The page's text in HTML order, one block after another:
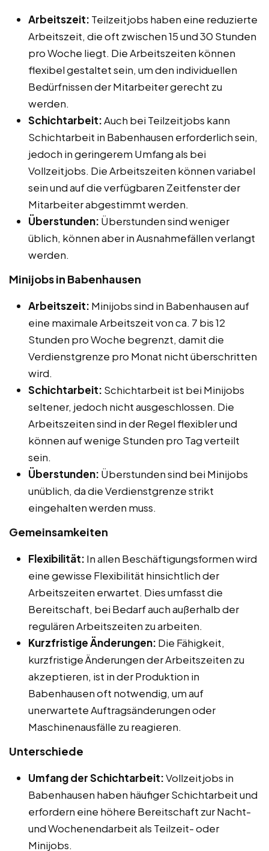
Arbeitszeit: Teilzeitjobs haben eine reduzierte
Arbeitszeit, die oft zwischen 15 und 30 Stunden
pro Woche liegt. Die Arbeitszeiten können
flexibel gestaltet sein, um den individuellen
Bedürfnissen der Mitarbeiter gerecht zu
werden.
Schichtarbeit:Auch bei Teilzeitjobs kann
Schichtarbeit in Babenhausen erforderlich sein,
jedoch in geringerem Umfang als bei
Vollzeitjobs. Die Arbeitszeiten können variabel
sein und auf die verfügbaren Zeitfenster der
Mitarbeiter abgestimmt werden.
Überstunden: Überstunden sind weniger
üblich, können aber in Ausnahmefällen verlangt
werden.
Minijobs in Babenhausen
Arbeitszeit: Minijobs sind in Babenhausen auf
eine maximale Arbeitszeit von ca. 7 bis 12
Stunden pro Woche begrenzt, damit die
Verdienstgrenze pro Monat nicht überschritten
wird.
Schichtarbeit: Schichtarbeit ist bei Minijobs
seltener, jedoch nicht ausgeschlossen. Die
Arbeitszeiten sind in der Regel flexibler und
können auf wenige Stunden pro Tag verteilt
sein.
Überstunden: Überstunden sind bei Minijobs
unüblich, da die Verdienstgrenze strikt
eingehalten werden muss.
Gemeinsamkeiten
Flexibilität: In allen Beschäftigungsformen wird
eine gewisse Flexibilität hinsichtlich der
Arbeitszeiten erwartet. Dies umfasst die
Bereitschaft, bei Bedarf auch außerhalb der
regulären Arbeitszeiten zu arbeiten.
Kurzfristige Änderungen: Die Fähigkeit,
kurzfristige Änderungen der Arbeitszeiten zu
akzeptieren, ist in der Produktion in
Babenhausen oft notwendig, um auf
unerwartete Auftragsänderungen oder
Maschinenausfälle zu reagieren.
Unterschiede
Umfang der Schichtarbeit:Vollzeitjobs in
Babenhausen haben häufiger Schichtarbeit und
erfordern eine höhere Bereitschaft zur Nacht-
und Wochenendarbeit als Teilzeit- oder
Minijobs.